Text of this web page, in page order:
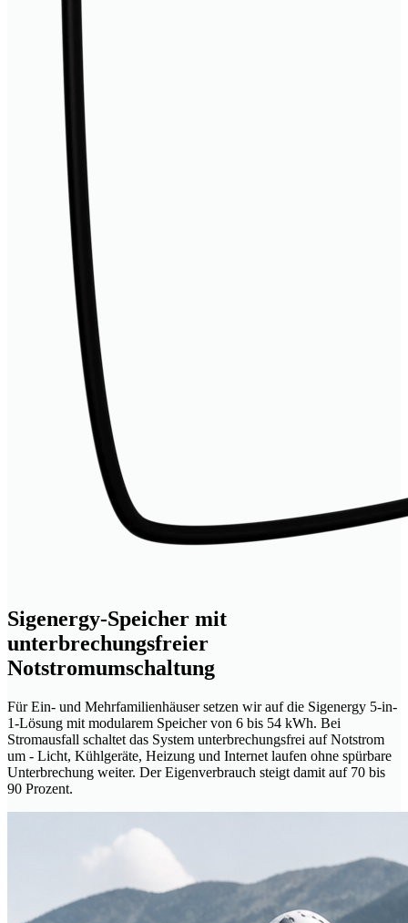
Sigenergy-Speicher mit
unterbrechungsfreier
Notstromumschaltung
Für Ein- und Mehrfamilienhäuser setzen wir auf die Sigenergy 5-in-
1-Lösung mit modularem Speicher von 6 bis 54 kWh. Bei
Stromausfall schaltet das System unterbrechungsfrei auf Notstrom
um - Licht, Kühlgeräte, Heizung und Internet laufen ohne spürbare
Unterbrechung weiter. Der Eigenverbrauch steigt damit auf 70 bis
90 Prozent.